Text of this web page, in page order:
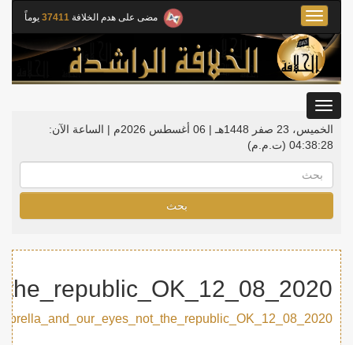
مضى على هدم الخلافة 37411 يوماً
Toggle
navigation
الخميس، 23 صفر 1448هـ | 06 أغسطس 2026م |
الساعة الآن:
04:38:28 (ت.م.م)
بحث
2020_08_12_Rayah_Art_The_Khilafah_is_our_umbrella_and_our_eyes_not_the_republic_OK
2020_08_12_Rayah_Art_The_Khilafah_is_our_umbrella_and_our_eyes_not_the_republic_OK